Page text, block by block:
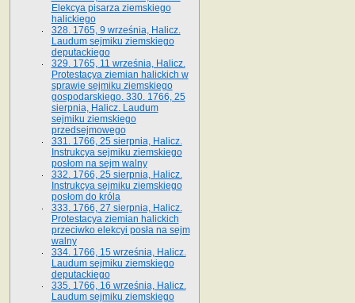
Elekcya pisarza ziemskiego
halickiego
328. 1765, 9 września, Halicz.
Laudum sejmiku ziemskiego
deputackiego
329. 1765, 11 września, Halicz.
Protestacya ziemian halickich w
sprawie sejmiku ziemskiego
gospodarskiego. 330. 1766, 25
sierpnia, Halicz. Laudum
sejmiku ziemskiego
przedsejmowego
331. 1766, 25 sierpnia, Halicz.
Instrukcya sejmiku ziemskiego
posłom na sejm walny
332. 1766, 25 sierpnia, Halicz.
Instrukcya sejmiku ziemskiego
posłom do króla
333. 1766, 27 sierpnia, Halicz.
Protestacya ziemian halickich
przeciwko elekcyi posła na sejm
walny
334. 1766, 15 września, Halicz.
Laudum sejmiku ziemskiego
deputackiego
335. 1766, 16 września, Halicz.
Laudum sejmiku ziemskiego